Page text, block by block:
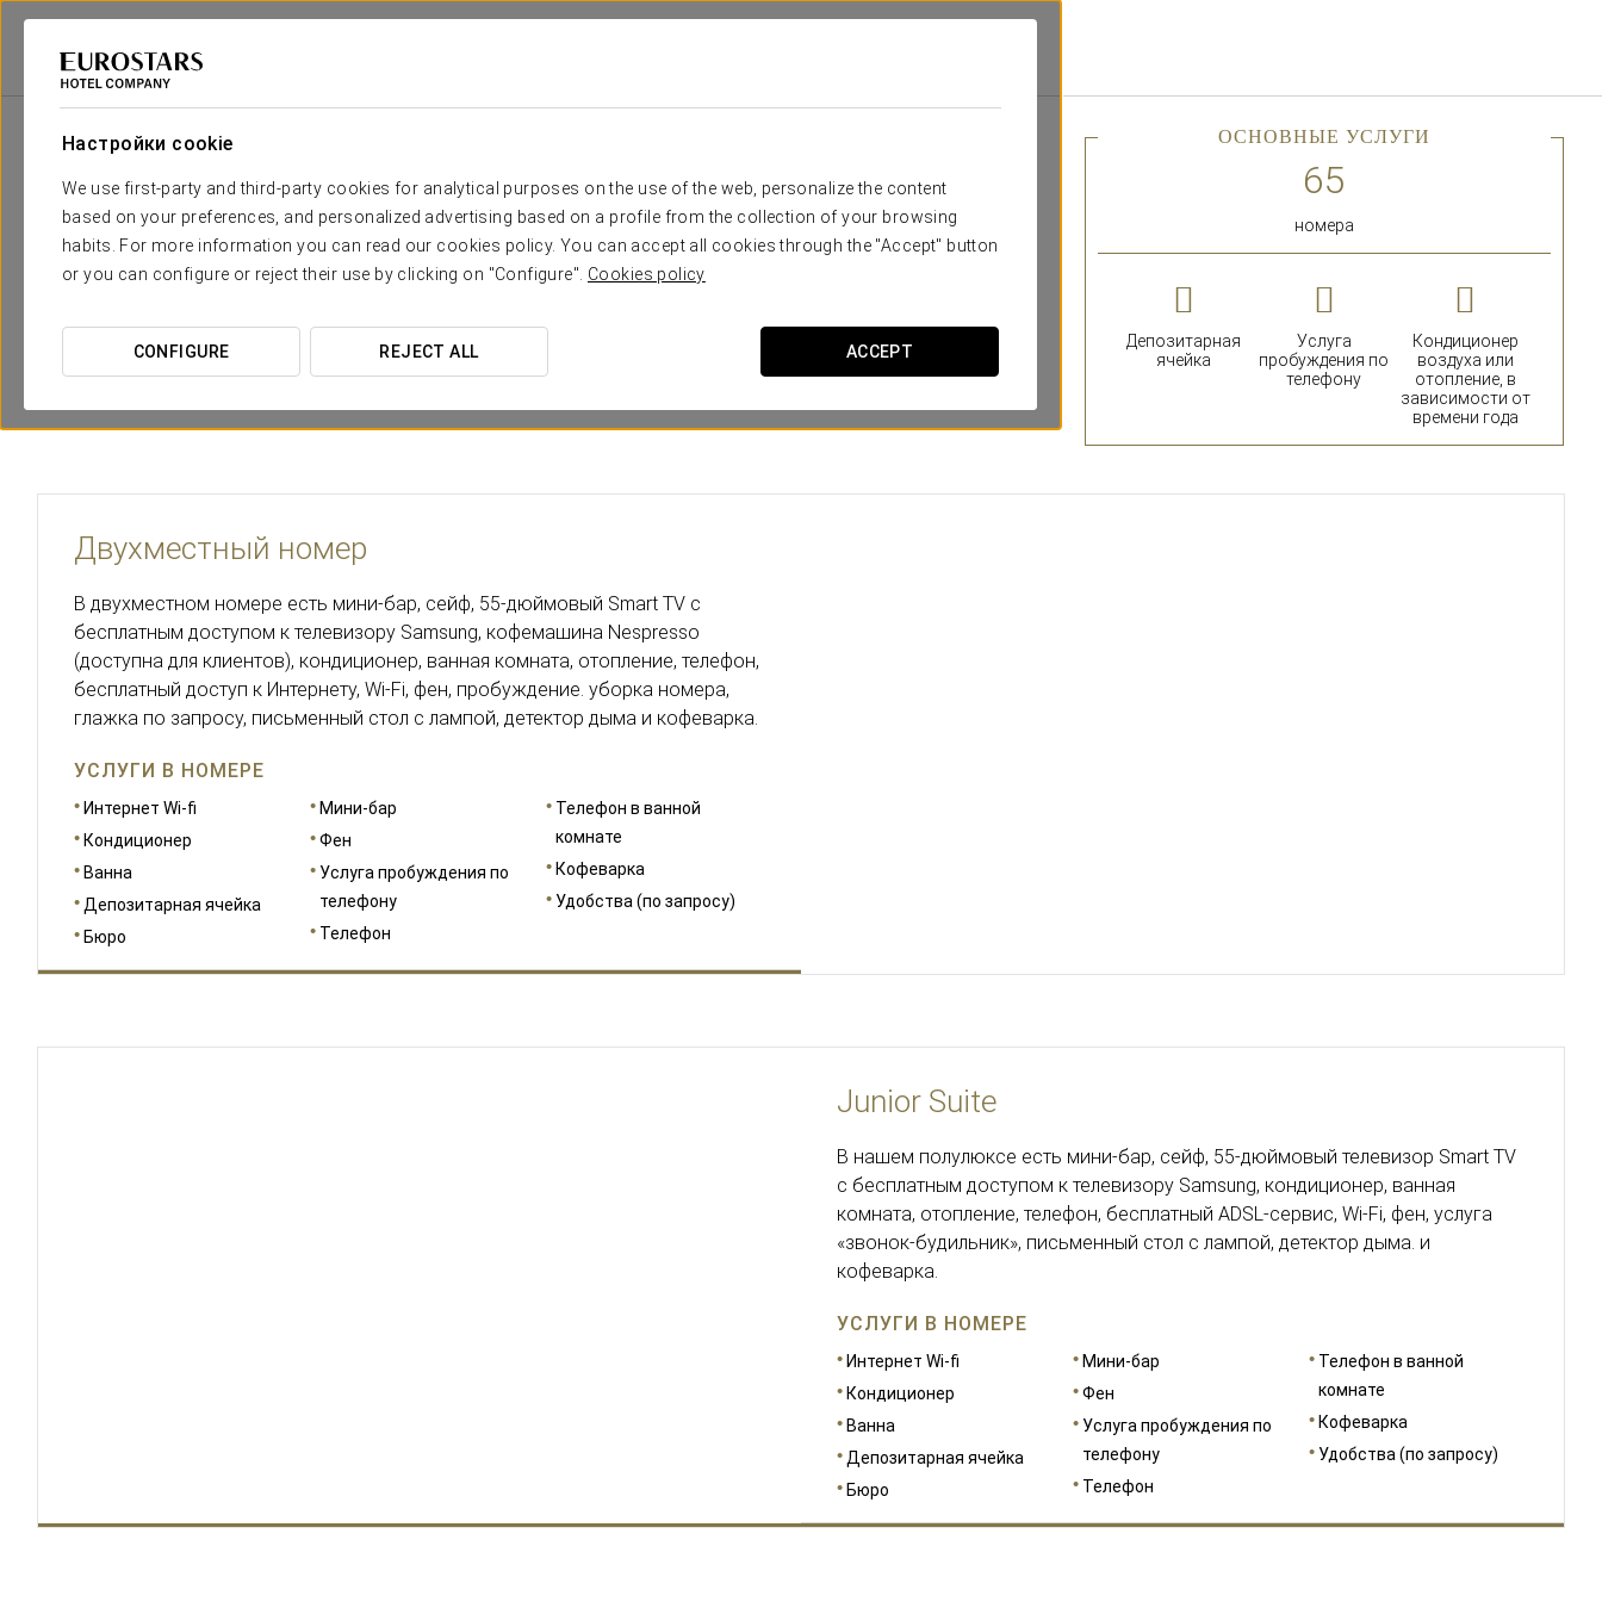
Настройки cookie
We use first-party and third-party cookies for analytical purposes on the use of the web, personalize the content
based on your preferences, and personalized advertising based on a profile from the collection of your browsing
habits. For more information you can read our cookies policy. You can accept all cookies through the "Accept" button
or you can configure or reject their use by clicking on "Configure". Cookies policy
CONFIGURE REJECT ALL ACCEPT
Eurostars Hotel Company
Необходимые вам комфорт и отдых
В отеле Eurostars Diana Palace 65 уютных, функциональных и теплых номеров, красиво оформленных с
использованием дерева и мрамора. Все они имеют такие функции, как: смарт-телевизор с бесплатным
доступом к телевизору Samsung, кофеварка и бесплатное подключение к Wi-Fi. К тому же отдых будет
ОСНОВНЫЕ УСЛУГИ
номера
Депозитарная
ячейка
Услуга
пробуждения по
телефону
Кондиционер
воздуха или
отопление, в
зависимости от
времени года
Двухместный номер
В двухместном номере есть мини-бар, сейф, 55-дюймовый Smart TV с
бесплатным доступом к телевизору Samsung, кофемашина Nespresso
(доступна для клиентов), кондиционер, ванная комната, отопление, телефон,
бесплатный доступ к Интернету, Wi-Fi, фен, пробуждение. уборка номера,
глажка по запросу, письменный стол с лампой, детектор дыма и кофеварка.
УСЛУГИ В НОМЕРЕ
Интернет Wi-fi
Кондиционер
Ванна
Депозитарная ячейка
Бюро
Мини-бар
Фен
Услуга пробуждения по
телефону
Телефон
Телефон в ванной
комнате
Кофеварка
Удобства (по запросу)
Junior Suite
В нашем полулюксе есть мини-бар, сейф, 55-дюймовый телевизор Smart TV
с бесплатным доступом к телевизору Samsung, кондиционер, ванная
комната, отопление, телефон, бесплатный ADSL-сервис, Wi-Fi, фен, услуга
«звонок-будильник», письменный стол с лампой, детектор дыма. и
кофеварка.
УСЛУГИ В НОМЕРЕ
Интернет Wi-fi
Кондиционер
Ванна
Депозитарная ячейка
Бюро
Мини-бар
Фен
Услуга пробуждения по
телефону
Телефон
Телефон в ванной
комнате
Кофеварка
Удобства (по запросу)